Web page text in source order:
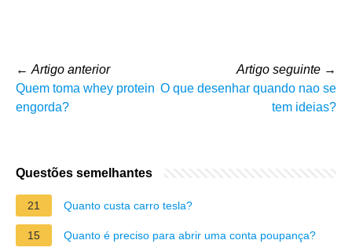
← Artigo anterior
Quem toma whey protein
engorda?
Artigo seguinte →
O que desenhar quando nao se
tem ideias?
Questões semelhantes
21 Quanto custa carro tesla?
15 Quanto é preciso para abrir uma conta poupança?